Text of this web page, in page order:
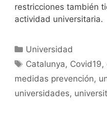
restricciones también
actividad universitaria.
Universidad
Catalunya, Covid19,
medidas prevención,
universidades,